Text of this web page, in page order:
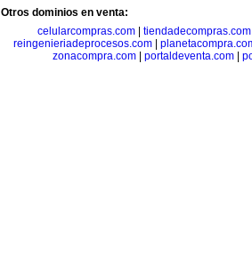
Otros dominios en venta:
celularcompras.com| tiendadecompras.com
reingenieriadeprocesos.com|
zonacompra.com| portaldeventa.com|